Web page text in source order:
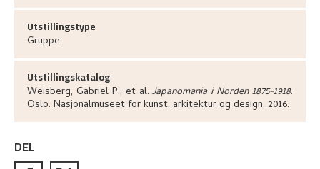
Utstillingstype
Gruppe
Utstillingskatalog
Weisberg, Gabriel P., et al.Japanomania i Norden 1875-1918.
Oslo: Nasjonalmuseet for kunst, arkitektur og design, 2016.
DEL